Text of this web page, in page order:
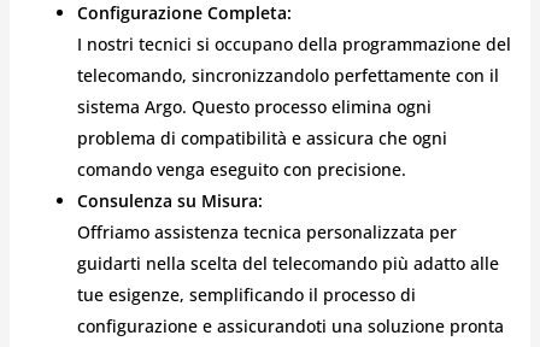
Configurazione Completa:
I nostri tecnici si occupano della programmazione del
telecomando, sincronizzandolo perfettamente con il
sistema Argo. Questo processo elimina ogni
problema di compatibilità e assicura che ogni
comando venga eseguito con precisione.
Consulenza su Misura:
Offriamo assistenza tecnica personalizzata per
guidarti nella scelta del telecomando più adatto alle
tue esigenze, semplificando il processo di
configurazione e assicurandoti una soluzione pronta